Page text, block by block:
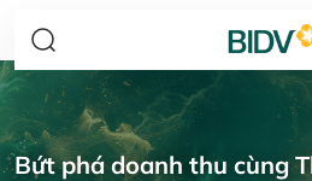
Bứt phá doanh thu cùng